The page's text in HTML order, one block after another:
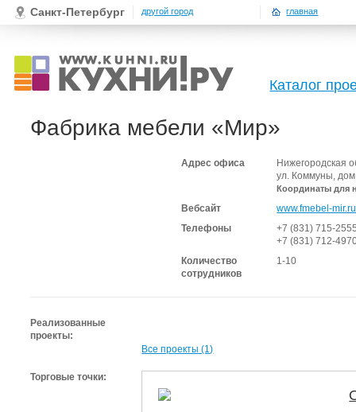
Каталог
Санкт-Петербург другой город главная
Фабрика мебели «Мир»
Адрес офиса
Нижегородская
ул. Коммуны,
Координаты для
Вебсайт
www.fmebel-mir.ru
Телефоны
+7 (831) 715-
+7 (831) 712-
Количество
сотрудников
1-10
Реализованные
проекты:
Все проекты (1)
Торговые точки: